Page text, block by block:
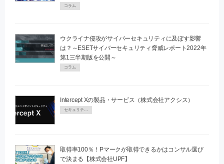
コラム
ウクライナ侵攻がサイバーセキュリティに及ぼす影響
は？～ESETサイバーセキュリティ脅威レポート2022年
第1三半期版を公開～
コラム
Intercept Xの製品・サービス（株式会社アクシス）
取得率100％！Pマークが取得できるかはコンサル選び
で決まる【株式会社UPF】